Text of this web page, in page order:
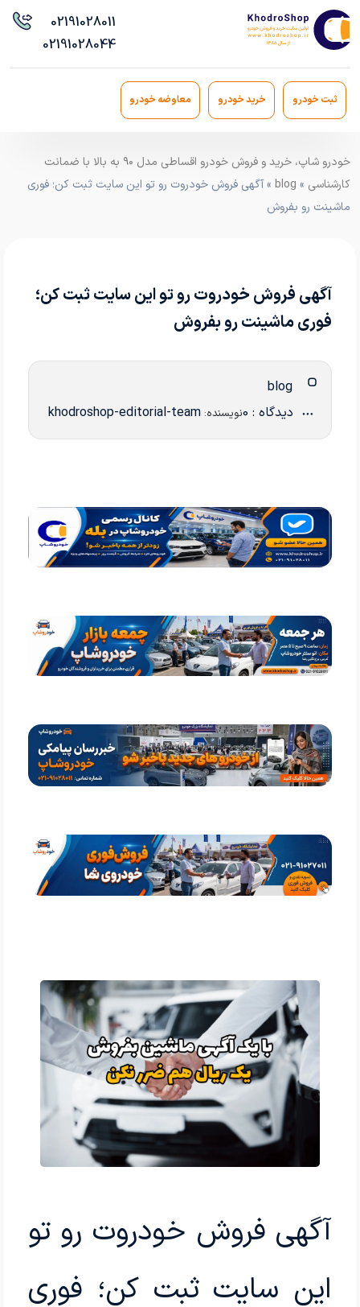
02191028011
02191028044
ثبت خودرو خرید خودرو معاوضه خودرو
خودرو شاپ، خرید و فروش خودرو اقساطی مدل ۹۰ به بالا با ضمانت
کارشناسی »
blog » آگهی فروش خودروت رو تو این سایت ثبت کن؛ فوری
ماشینت رو بفروش
آگهی فروش خودروت رو تو این سایت ثبت کن؛
فوری ماشینت رو بفروش
دیدگاه : 0 نویسنده: khodroshop-editorial-team
آگهی فروش خودروت رو تو
این سایت ثبت کن؛ فوری